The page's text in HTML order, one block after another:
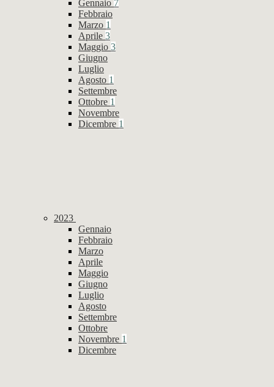
Gennaio 7
Febbraio
Marzo 1
Aprile 3
Maggio 3
Giugno
Luglio
Agosto 1
Settembre
Ottobre 1
Novembre
Dicembre 1
2023
Gennaio
Febbraio
Marzo
Aprile
Maggio
Giugno
Luglio
Agosto
Settembre
Ottobre
Novembre 1
Dicembre